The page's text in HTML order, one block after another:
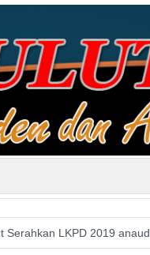
2019 anaudited ke BPK